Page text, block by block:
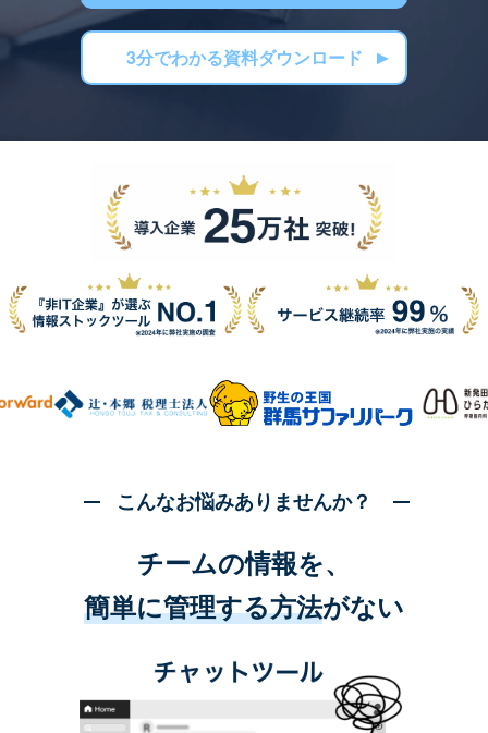
3分でわかる資料ダウンロード
こんなお悩みありませんか？
チームの情報を、
簡単に管理する方法がない